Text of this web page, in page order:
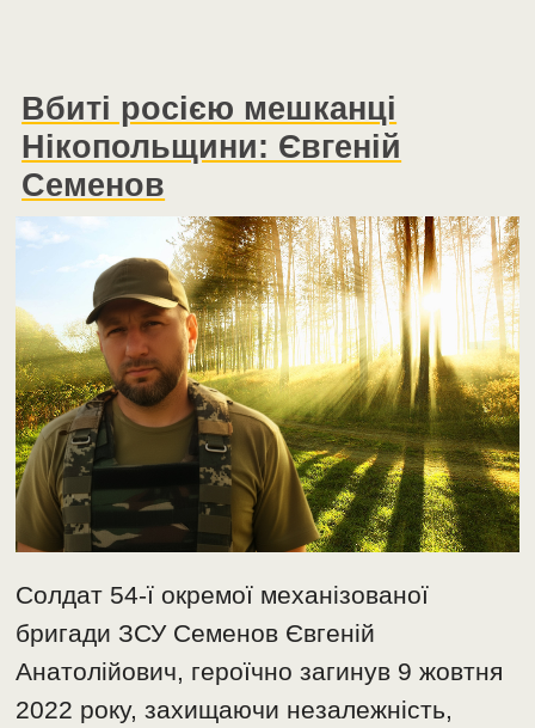
Вбиті росією мешканці
Нікопольщини: Євгеній
Семенов
Солдат 54-ї окремої механізованої
бригади ЗСУ Семенов Євгеній
Анатолійович, героїчно загинув 9 жовтня
2022 року, захищаючи незалежність,